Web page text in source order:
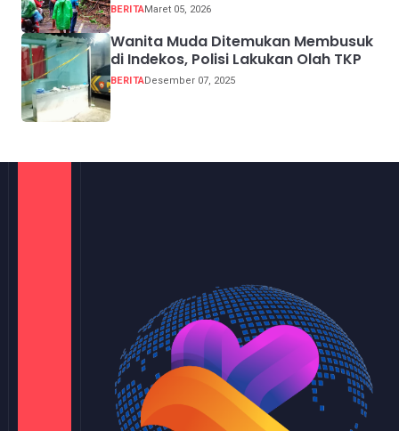
BERITAMaret 05, 2026
Wanita Muda Ditemukan Membusuk
di Indekos, Polisi Lakukan Olah TKP
BERITADesember 07, 2025